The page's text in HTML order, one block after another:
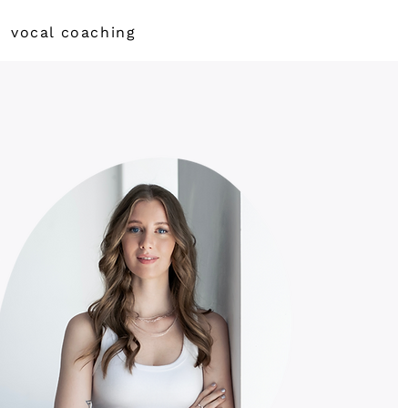
vocal coaching